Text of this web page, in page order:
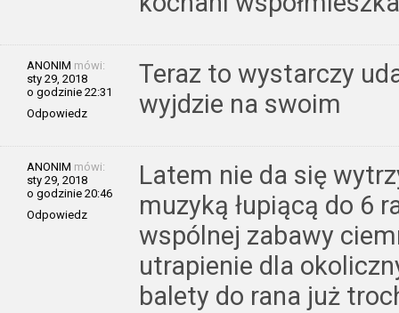
ANONIM mówi:
sty 29, 2018
o godzinie 22:31
Odpowiedz
Teraz to wystarczy
wyjdzie na swoim
ANONIM mówi:
sty 29, 2018
o godzinie 20:46
Odpowiedz
Latem nie da się
muzyką łupiącą do 6
wspólnej zabawy
utrapienie dla
balety do rana już